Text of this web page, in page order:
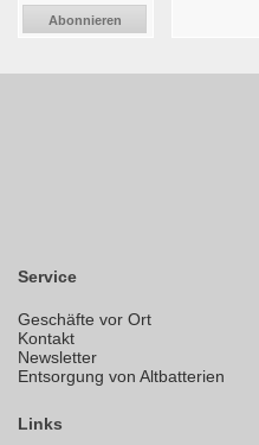
Abonnieren
Service
Geschäfte vor Ort
Kontakt
Newsletter
Entsorgung von Altbatterien
Links